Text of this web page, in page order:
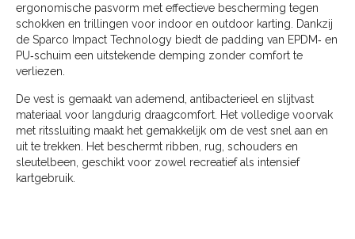
ergonomische pasvorm met effectieve bescherming tegen
schokken en trillingen voor indoor en outdoor karting. Dankzij
de Sparco Impact Technology biedt de padding van EPDM‑ en
PU‑schuim een uitstekende demping zonder comfort te
verliezen.
De vest is gemaakt van ademend, antibacterieel en slijtvast
materiaal voor langdurig draagcomfort. Het volledige voorvak
met ritssluiting maakt het gemakkelijk om de vest snel aan en
uit te trekken. Het beschermt ribben, rug, schouders en
sleutelbeen, geschikt voor zowel recreatief als intensief
kartgebruik.